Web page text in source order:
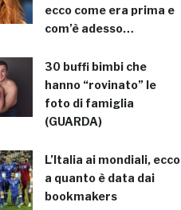
ecco come era prima e
com’è adesso…
30 buffi bimbi che
hanno “rovinato” le
foto di famiglia
(GUARDA)
L’Italia ai mondiali, ecco
a quanto è data dai
bookmakers